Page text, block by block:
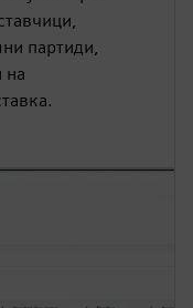
партиди,
на